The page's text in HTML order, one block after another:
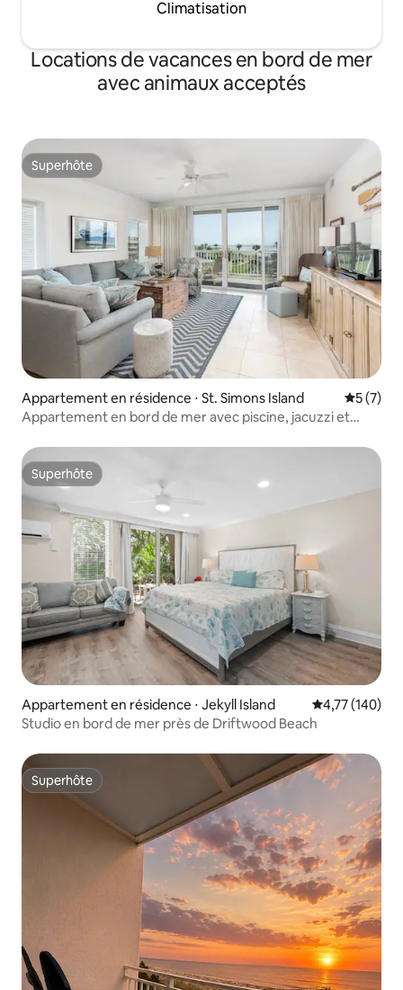
Climatisation
Locations de vacances en bord de mer
avec animaux acceptés
Superhôte
Superhôte
Appartement en résidence ⋅ St. Simons Island
5 (7)
Appartement en bord de mer avec piscine, jacuzzi et
Superhôte
Superhôte
Appartement en résidence ⋅ Jekyll Island Évaluation
4,77 (140)
Studio en bord de mer près de Driftwood Beach
Superhôte
Superhôte